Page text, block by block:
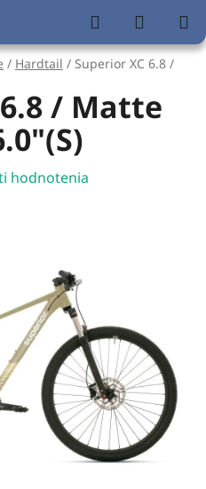
Hľadať
KOŠÍK
/ Hardtail / Superior XC 6.8 /
/ Matte
hodnotenia